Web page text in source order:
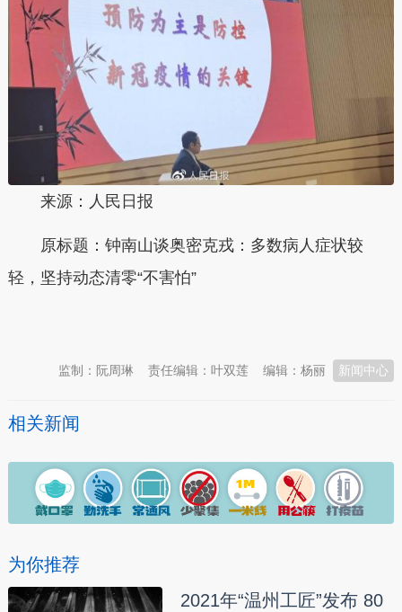
来源：人民日报
原标题：钟南山谈奥密克戎：多数病人症状较
轻，坚持动态清零“不害怕”
新闻中心
编辑：杨丽
责任编辑：叶双莲
监制：阮周琳
相关新闻
为你推荐
2021年“温州工匠”发布 80